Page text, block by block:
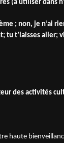
(à utiliser dans
; non, je n’ai
tu t’laisses aller;
des activités
haute